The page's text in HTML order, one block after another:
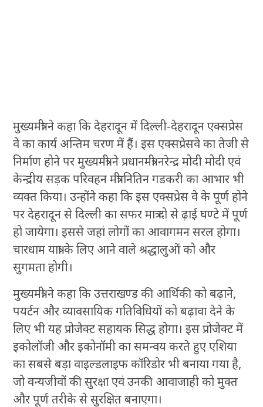
मुख्यमंत्री ने कहा कि देहरादून में दिल्ली-देहरादून एक्सप्रेस
वे का कार्य अन्तिम चरण में हैं। इस एक्सप्रेसवे का तेजी से
निर्माण होने पर मुख्यमंत्री ने प्रधानमंत्री नरेन्द्र मोदी मोदी एवं
केन्द्रीय सड़क परिवहन मंत्री नितिन गडकरी का आभार भी
व्यक्त किया। उन्होंने कहा कि इस एक्सप्रेस वे के पूर्ण होने
पर देहरादून से दिल्ली का सफर मात्र दो से ढ़ाई घण्टे में पूर्ण
हो जायेगा। इससे जहां लोगों का आवागमन सरल होगा।
चारधाम यात्रा के लिए आने वाले श्रद्धालुओं को और
सुगमता होगी।
मुख्यमंत्री ने कहा कि उत्तराखण्ड की आर्थिकी को बढ़ाने,
पयर्टन और व्यावसायिक गतिविधियों को बढ़ावा देने के
लिए भी यह प्रोजेक्ट सहायक सिद्ध होगा। इस प्रोजेक्ट में
इकोलॉजी और इकोनॉमी का समन्वय करते हुए एशिया
का सबसे बड़ा वाइल्डलाइफ कॉरिडोर भी बनाया गया है,
जो वन्यजीवों की सुरक्षा एवं उनकी आवाजाही को मुक्त
और पूर्ण तरीके से सुरक्षित बनाएगा।